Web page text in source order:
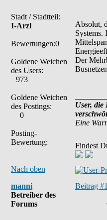
Stadt / Stadtteil:
I-Arzl
Bewertungen:0
Goldene Weichen
des Users:
973
Goldene Weichen
des Postings:
0
Posting-
Bewertung:
Absolut,
Systems.
Der
User, die
Eine
Findest
Nach oben
manni
Betreiber des
Forums
Beitrag